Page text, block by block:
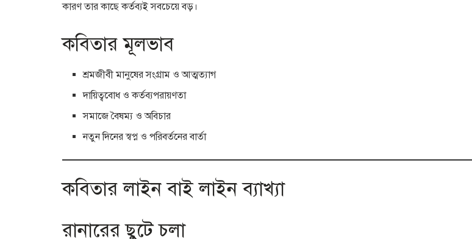
কারণ তার কাছে কর্তব্যই সবচেয়ে বড়।
কবিতার মূলভাব
শ্রমজীবী মানুষের সংগ্রাম ও আত্মত্যাগ
দায়িত্ববোধ ও কর্তব্যপরায়ণতা
সমাজে বৈষম্য ও অবিচার
নতুন দিনের স্বপ্ন ও পরিবর্তনের বার্তা
কবিতার লাইন বাই লাইন ব্যাখ্যা
রানারের ছুটে চলা